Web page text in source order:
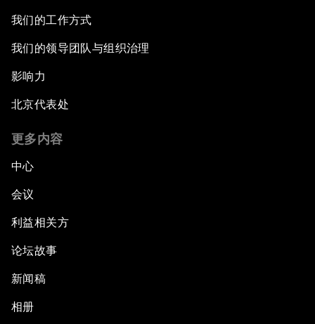
我们的工作方式
我们的领导团队与组织治理
影响力
北京代表处
更多内容
中心
会议
利益相关方
论坛故事
新闻稿
相册